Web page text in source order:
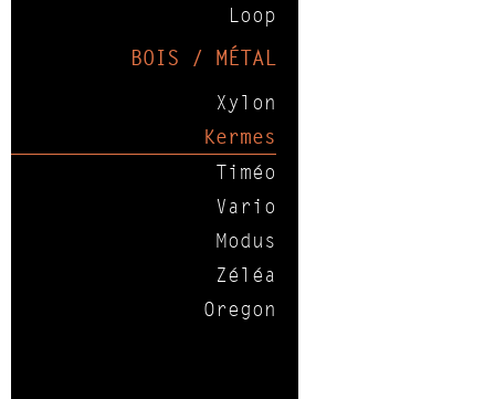
Loop
BOIS / MÉTAL
Xylon
Kermes
Timéo
Vario
Modus
Zéléa
Oregon